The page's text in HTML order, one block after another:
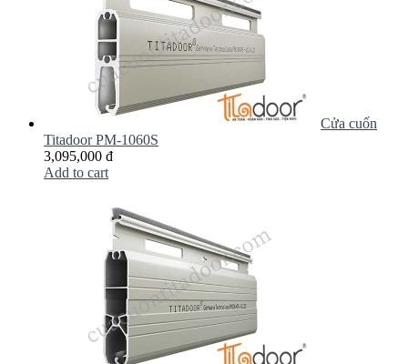
Cửa cuốn
Titadoor PM-1060S
3,095,000 đ
Add to cart